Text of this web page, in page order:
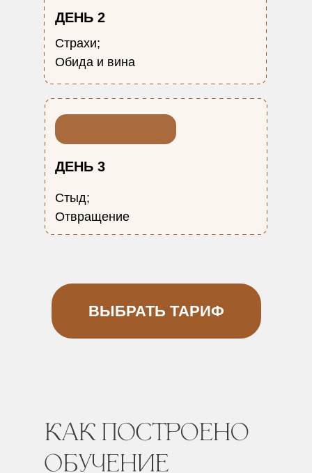
ДЕНЬ 2
Страхи;
Обида и вина
ДЕНЬ 3
Стыд;
Отвращение
ВЫБРАТЬ ТАРИФ